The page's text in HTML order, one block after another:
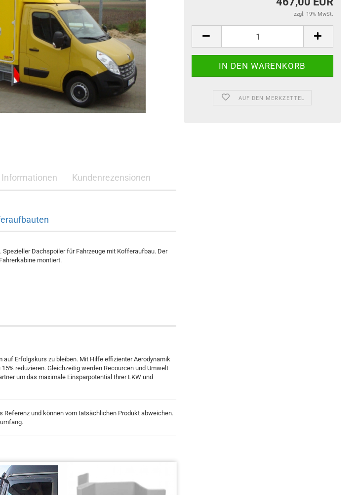
zzgl. 19% MwSt.
AUF DEN MERKZETTEL
Kundenrezensionen
Dachspoiler für Fahrzeuge mit Kofferaufbau. Der
montiert.
auf Erfolgskurs zu bleiben. Mit Hilfe effizienter Aerodynamik
reduzieren. Gleichzeitig werden Recourcen und Umwelt
um das maximale Einsparpotential Ihrer LKW und
Referenz und können vom tatsächlichen Produkt abweichen.